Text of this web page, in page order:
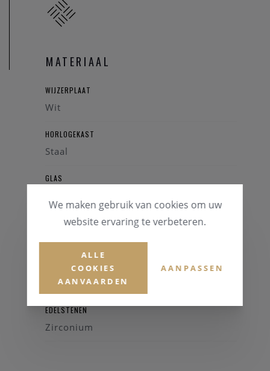
MATERIAAL
WIJZERPLAAT
Wit
HORLOGEKAST
Staal
GLAS
HORLOGEBAND
Staal
KLEUR BAND
Zilverkleurig
EDELSTENEN
Zirconium
We maken gebruik van cookies om uw
website ervaring te verbeteren.
ALLE
COOKIES
AANVAARDEN
AANPASSEN